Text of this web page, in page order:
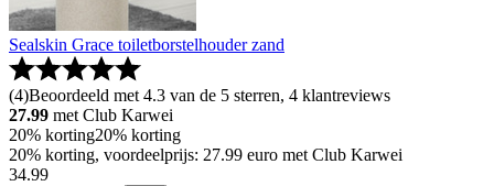
Sealskin Grace toiletborstelhouder zand
(4)Beoordeeld met 4.3 van de 5 sterren, 4 klantreviews
27.99 met Club Karwei
20% korting20% korting
20% korting, voordeelprijs: 27.99 euro met Club Karwei
34.99